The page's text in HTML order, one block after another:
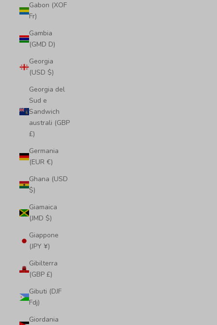
Gabon (XOF
Fr)
Gambia
(GMD D)
Georgia
(USD $)
Georgia del
Sud e
Sandwich
australi (GBP
£)
Germania
(EUR €)
Ghana (USD
$)
Giamaica
(JMD $)
Giappone
(JPY ¥)
Gibilterra
(GBP £)
Gibuti (DJF
Fdj)
Giordania